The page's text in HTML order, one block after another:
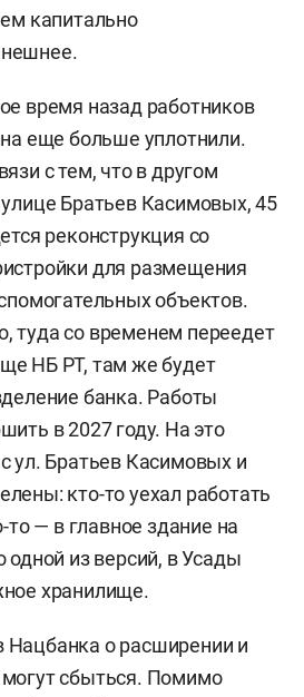
капитально
время назад работников
еще больше уплотнили.
с тем, что в другом
Братьев Касимовых, 45
реконструкция со
для размещения
объектов.
туда со временем переедет
НБ РТ, там же будет
банка. Работы
в 2027 году. На это
ул. Братьев Касимовых и
кто-то уехал работать
то — в главное здание на
из версий, в Усады
хранилище.
о расширении и
сбыться. Помимо